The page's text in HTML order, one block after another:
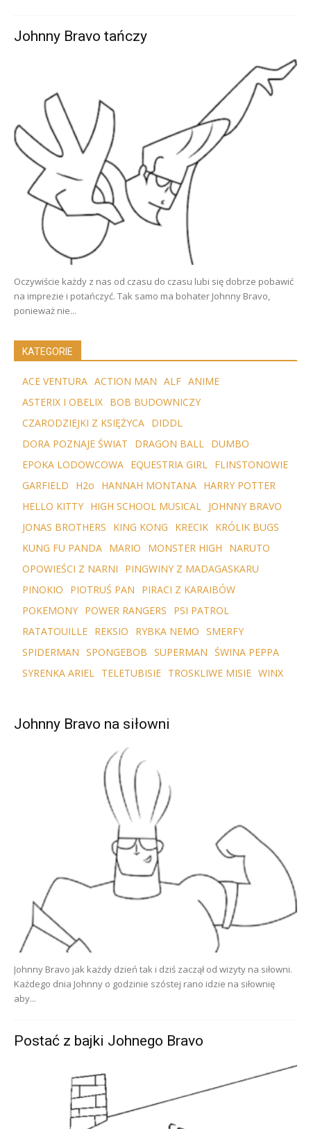
Johnny Bravo tańczy
Oczywiście każdy z nas od czasu do czasu lubi się dobrze pobawić
na imprezie i potańczyć. Tak samo ma bohater Johnny Bravo,
ponieważ nie...
KATEGORIE
ACE VENTURA ACTION MAN ALF ANIME
ASTERIX I OBELIX BOB BUDOWNICZY
CZARODZIEJKI Z KSIĘŻYCA DIDDL
DORA POZNAJE ŚWIAT
DRAGON BALL DUMBO
EPOKA LODOWCOWA EQUESTRIA GIRL FLINSTONOWIE
GARFIELD
H2o HANNAH MONTANA HARRY POTTER
HELLO KITTY HIGH SCHOOL MUSICAL JOHNNY BRAVO
JONAS BROTHERS
KING KONG KRECIK KRÓLIK BUGS
KUNG FU PANDA MARIO MONSTER HIGH
NARUTO
OPOWIEŚCI Z NARNI
PINGWINY Z MADAGASKARU
PINOKIO
PIOTRUŚ PAN
PIRACI Z KARAIBÓW
POKEMONY POWER RANGERS
PSI PATROL
RATATOUILLE REKSIO RYBKA NEMO SMERFY
SPIDERMAN SPONGEBOB SUPERMAN ŚWINA PEPPA
SYRENKA ARIEL TELETUBISIE TROSKLIWE MISIE WINX
Johnny Bravo na siłowni
Johnny Bravo jak każdy dzień tak i dziś zaczął od wizyty na siłowni.
Każdego dnia Johnny o godzinie szóstej rano idzie na siłownię
aby...
Postać z bajki Johnego Bravo